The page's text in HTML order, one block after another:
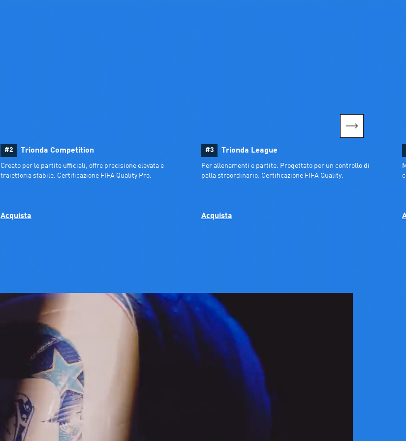
#2 Trionda Competition
Creato per le partite ufficiali, offre precisione elevata e
traiettoria stabile. Certificazione FIFA Quality Pro.
Acquista
#3 Trionda League
Per allenamenti e partite. Progettato per un controllo di
palla straordinario. Certificazione FIFA Quality.
Acquista